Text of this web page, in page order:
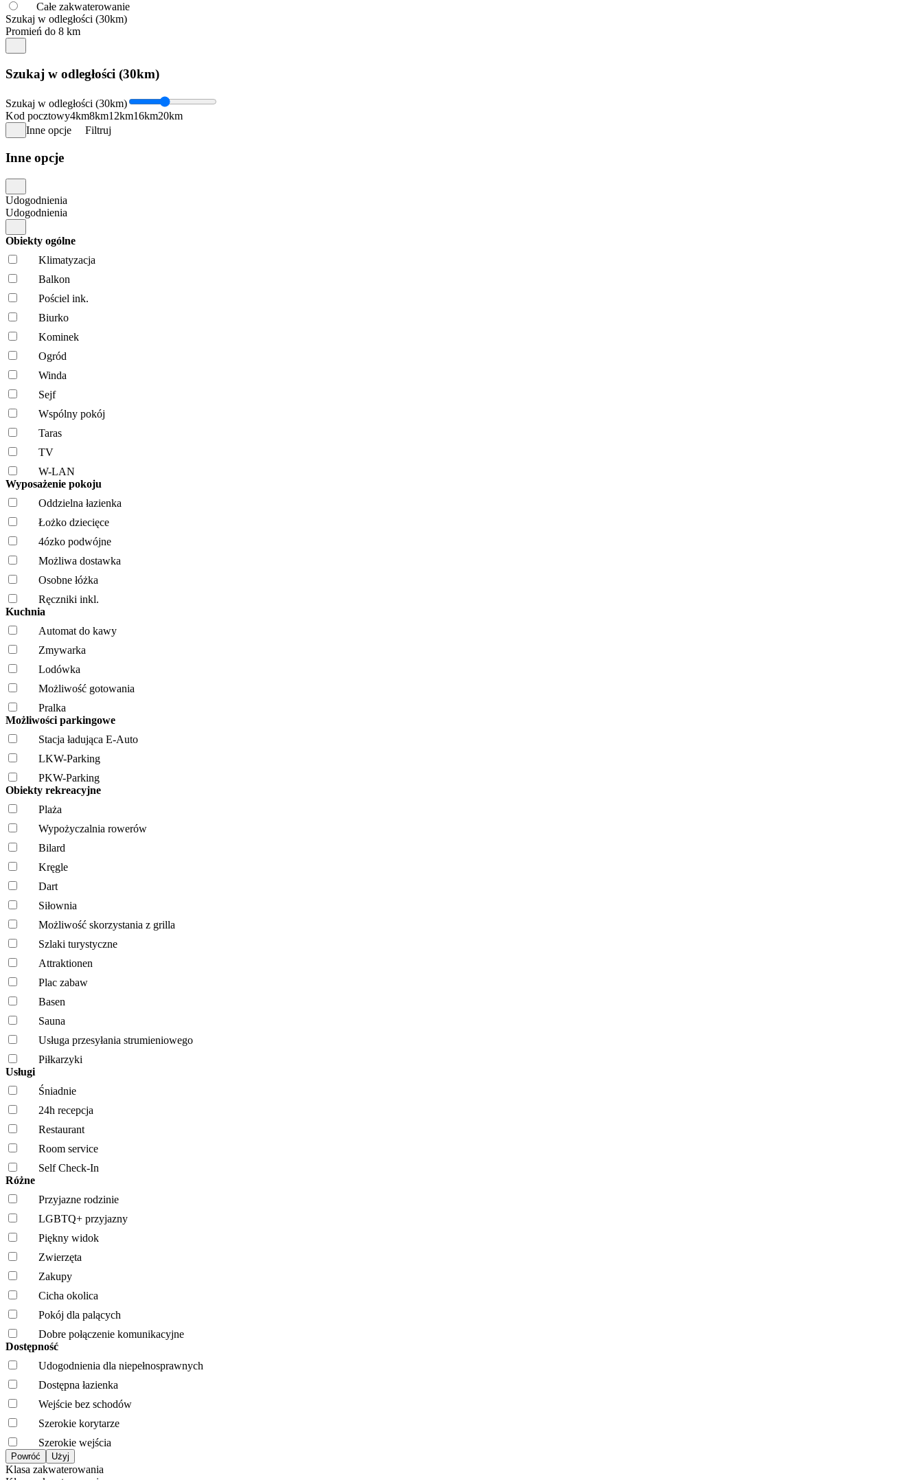
Całe zakwaterowanie
Szukaj w odległości (30km)
Promień do 8 km
Szukaj w odległości (30km)
Szukaj w odległości (30km)
Kod pocztowy4km8km12km16km20km
Inne opcje
Filtruj
Inne opcje
Udogodnienia
Udogodnienia
Obiekty ogólne
Klimatyzacja
Balkon
Pościel ink.
Biurko
Kominek
Ogród
Winda
Sejf
Wspólny pokój
Taras
TV
W-LAN
Wyposażenie pokoju
Oddzielna łazienka
Łożko dziecięce
4ózko podwójne
Możliwa dostawka
Osobne łóżka
Ręczniki inkl.
Kuchnia
Automat do kawy
Zmywarka
Lodówka
Możliwość gotowania
Pralka
Możliwości parkingowe
Stacja ładująca E-Auto
LKW-Parking
PKW-Parking
Obiekty rekreacyjne
Plaża
Wypożyczalnia rowerów
Bilard
Kręgle
Dart
Siłownia
Możliwość skorzystania z grilla
Szlaki turystyczne
Attraktionen
Plac zabaw
Basen
Sauna
Usługa przesyłania strumieniowego
Piłkarzyki
Usługi
Śniadnie
24h recepcja
Restaurant
Room service
Self Check-In
Różne
Przyjazne rodzinie
LGBTQ+ przyjazny
Piękny widok
Zwierzęta
Zakupy
Cicha okolica
Pokój dla palących
Dobre połączenie komunikacyjne
Dostępność
Udogodnienia dla niepełnosprawnych
Dostępna łazienka
Wejście bez schodów
Szerokie korytarze
Szerokie wejścia
Klasa zakwaterowania